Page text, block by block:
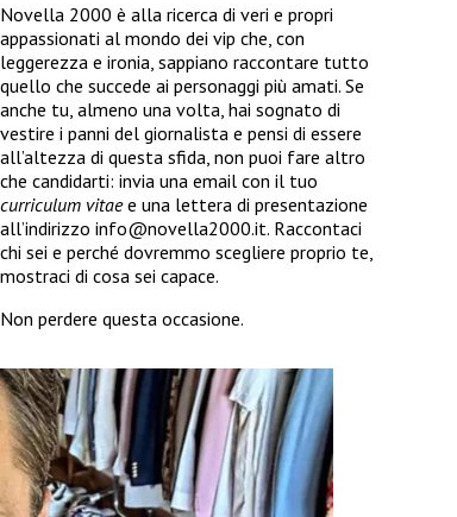
Novella 2000 è alla ricerca di veri e propri
appassionati al mondo dei vip che, con
leggerezza e ironia, sappiano raccontare tutto
quello che succede ai personaggi più amati. Se
anche tu, almeno una volta, hai sognato di
vestire i panni del giornalista e pensi di essere
all’altezza di questa sfida, non puoi fare altro
che candidarti: invia una email con il tuo
curriculum vitaee una lettera di presentazione
all’indirizzo info@novella2000.it. Raccontaci
chi sei e perché dovremmo scegliere proprio te,
mostraci di cosa sei capace.
Non perdere questa occasione.